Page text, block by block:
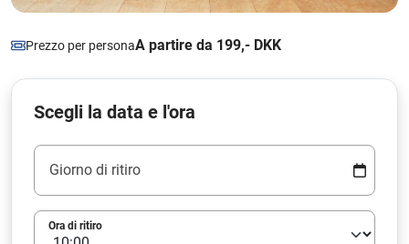
Prezzo per personaA partire da 199,- DKK
Scegli la data e l'ora
Giorno di ritiro
Ora di ritiro